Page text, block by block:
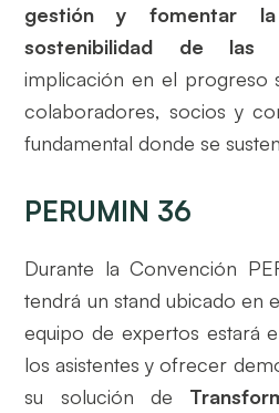
gestión y fomentar
sostenibilidad de las
implicación en el progreso
colaboradores, socios y
fundamental donde se
PERUMIN 36
Durante la Convención
tendrá un stand ubicado en
equipo de expertos estará
los asistentes y ofrecer
su solución de